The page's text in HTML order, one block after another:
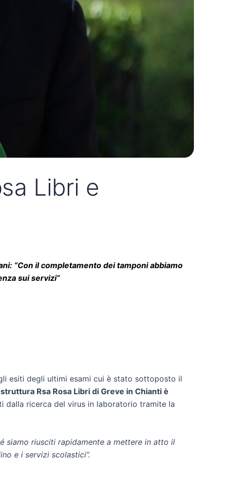
Libri e
“Con il completamento dei tamponi abbiamo
sui servizi”
esiti degli ultimi esami cui è stato sottoposto il
Rsa Rosa Libri di Greve in Chianti è
dalla ricerca del virus in laboratorio tramite la
siamo riusciti rapidamente a mettere in atto il
e i servizi scolastici”.